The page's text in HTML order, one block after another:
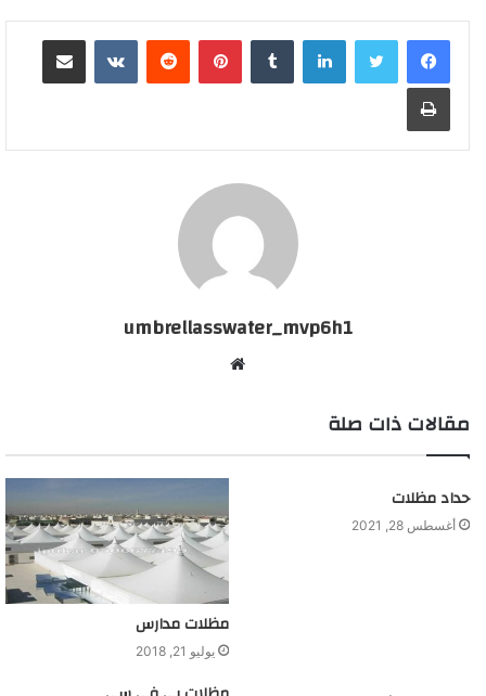
لينكدإن بينتيريست مشاركة عبر البريد
طباعة
umbrellasswater_mvp6h1
مقالات ذات صلة
حداد مظلات
أغسطس 28, 2021
مظلات مدارس
يوليو 21, 2018